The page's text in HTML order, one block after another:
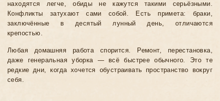
находятся легче, обиды не кажутся такими серьёзными.
Конфликты затухают сами собой. Есть примета: браки,
заключённые в десятый лунный день, отличаются
крепостью.
Любая домашняя работа спорится. Ремонт, перестановка,
даже генеральная уборка — всё быстрее обычного. Это те
редкие дни, когда хочется обустраивать пространство вокруг
себя.